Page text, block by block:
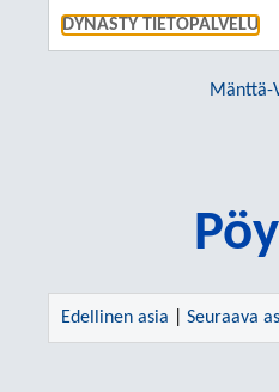
DYNASTY TIETOPALVELU
Mänttä-
Edellinen asia Seuraava